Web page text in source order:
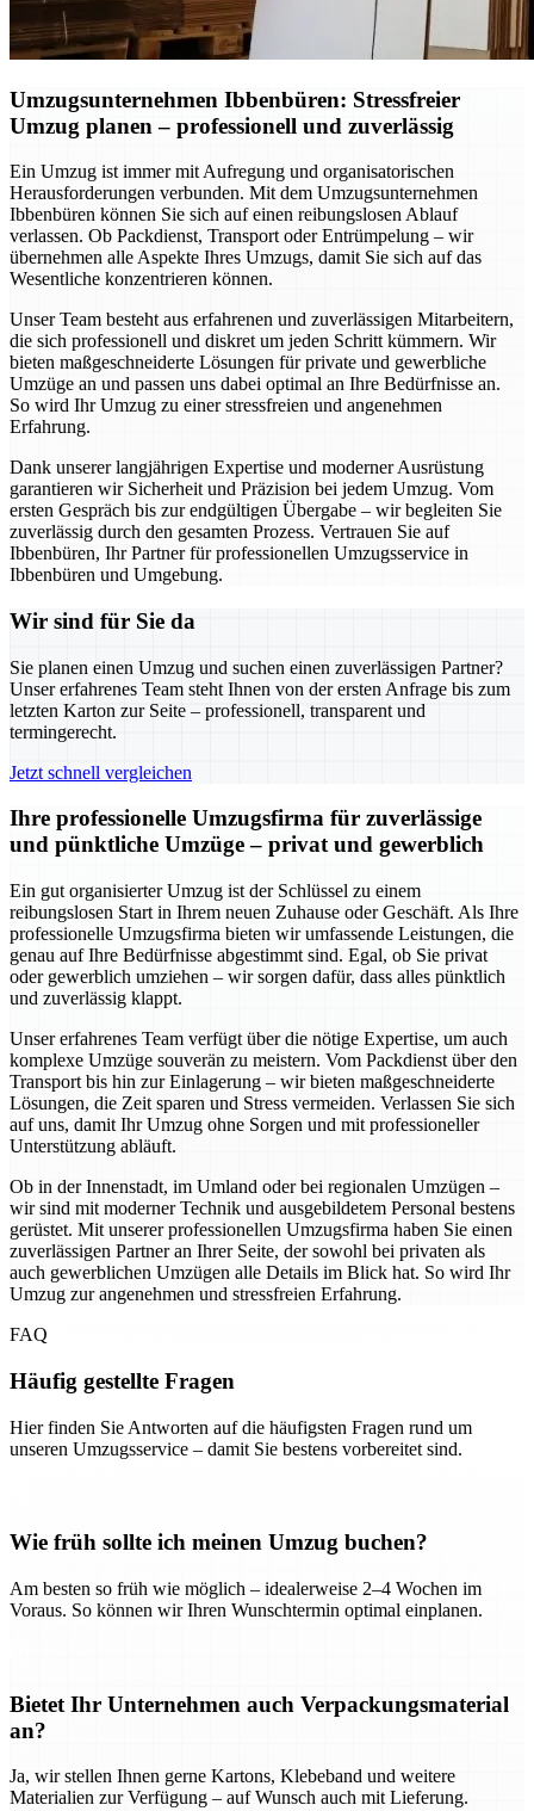
Umzugsunternehmen Ibbenbüren: Stressfreier
Umzug planen – professionell und zuverlässig
Ein Umzug ist immer mit Aufregung und organisatorischen
Herausforderungen verbunden. Mit dem Umzugsunternehmen
Ibbenbüren können Sie sich auf einen reibungslosen Ablauf
verlassen. Ob Packdienst, Transport oder Entrümpelung – wir
übernehmen alle Aspekte Ihres Umzugs, damit Sie sich auf das
Wesentliche konzentrieren können.
Unser Team besteht aus erfahrenen und zuverlässigen Mitarbeitern,
die sich professionell und diskret um jeden Schritt kümmern. Wir
bieten maßgeschneiderte Lösungen für private und gewerbliche
Umzüge an und passen uns dabei optimal an Ihre Bedürfnisse an.
So wird Ihr Umzug zu einer stressfreien und angenehmen
Erfahrung.
Dank unserer langjährigen Expertise und moderner Ausrüstung
garantieren wir Sicherheit und Präzision bei jedem Umzug. Vom
ersten Gespräch bis zur endgültigen Übergabe – wir begleiten Sie
zuverlässig durch den gesamten Prozess. Vertrauen Sie auf
Ibbenbüren, Ihr Partner für professionellen Umzugsservice in
Ibbenbüren und Umgebung.
Wir sind für Sie da
Sie planen einen Umzug und suchen einen zuverlässigen Partner?
Unser erfahrenes Team steht Ihnen von der ersten Anfrage bis zum
letzten Karton zur Seite – professionell, transparent und
termingerecht.
Jetzt schnell vergleichen
Ihre professionelle Umzugsfirma für zuverlässige
und pünktliche Umzüge – privat und gewerblich
Ein gut organisierter Umzug ist der Schlüssel zu einem
reibungslosen Start in Ihrem neuen Zuhause oder Geschäft. Als Ihre
professionelle Umzugsfirma bieten wir umfassende Leistungen, die
genau auf Ihre Bedürfnisse abgestimmt sind. Egal, ob Sie privat
oder gewerblich umziehen – wir sorgen dafür, dass alles pünktlich
und zuverlässig klappt.
Unser erfahrenes Team verfügt über die nötige Expertise, um auch
komplexe Umzüge souverän zu meistern. Vom Packdienst über den
Transport bis hin zur Einlagerung – wir bieten maßgeschneiderte
Lösungen, die Zeit sparen und Stress vermeiden. Verlassen Sie sich
auf uns, damit Ihr Umzug ohne Sorgen und mit professioneller
Unterstützung abläuft.
Ob in der Innenstadt, im Umland oder bei regionalen Umzügen –
wir sind mit moderner Technik und ausgebildetem Personal bestens
gerüstet. Mit unserer professionellen Umzugsfirma haben Sie einen
zuverlässigen Partner an Ihrer Seite, der sowohl bei privaten als
auch gewerblichen Umzügen alle Details im Blick hat. So wird Ihr
Umzug zur angenehmen und stressfreien Erfahrung.
FAQ
Häufig gestellte Fragen
Hier finden Sie Antworten auf die häufigsten Fragen rund um
unseren Umzugsservice – damit Sie bestens vorbereitet sind.
Wie früh sollte ich meinen Umzug buchen?
Am besten so früh wie möglich – idealerweise 2–4 Wochen im
Voraus. So können wir Ihren Wunschtermin optimal einplanen.
Bietet Ihr Unternehmen auch Verpackungsmaterial
an?
Ja, wir stellen Ihnen gerne Kartons, Klebeband und weitere
Materialien zur Verfügung – auf Wunsch auch mit Lieferung.